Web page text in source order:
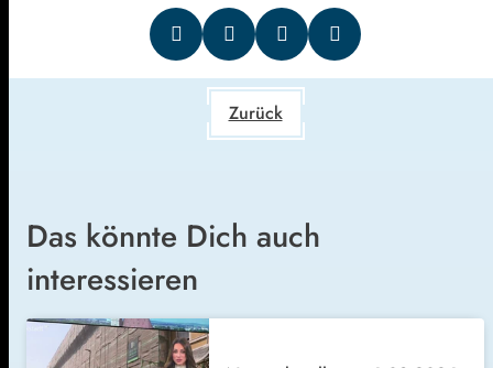
Zurück
Das könnte Dich auch
interessieren